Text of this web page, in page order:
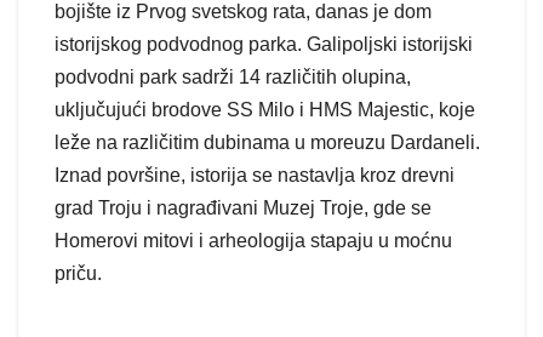
bojište iz Prvog svetskog rata, danas je dom
istorijskog podvodnog parka. Galipoljski istorijski
podvodni park sadrži 14 različitih olupina,
uključujući brodove SS Milo i HMS Majestic, koje
leže na različitim dubinama u moreuzu Dardaneli.
Iznad površine, istorija se nastavlja kroz drevni
grad Troju i nagrađivani Muzej Troje, gde se
Homerovi mitovi i arheologija stapaju u moćnu
priču.